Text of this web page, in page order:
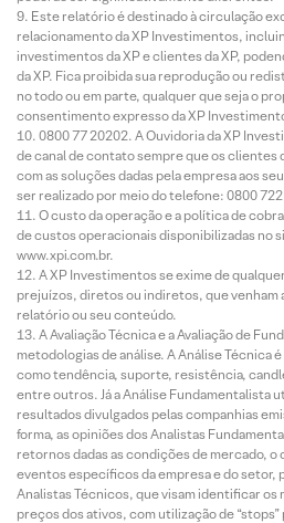
Este relatório é destinado à circulação
relacionamento da XP Investimentos,
investimentos da XP e clientes da XP,
da XP. Fica proibida sua reprodução ou
no todo ou em parte, qualquer que seja o
consentimento expresso da XP
0800 77 20202. A Ouvidoria da XP
de canal de contato sempre que os clientes
com as soluções dadas pela empresa aos
ser realizado por meio do telefone: 0800
O custo da operação e a política de
de custos operacionais disponibilizadas no
www.xpi.com.br.
A XP Investimentos se exime de
prejuízos, diretos ou indiretos, que
relatório ou seu conteúdo.
A Avaliação Técnica e a Avaliação de
metodologias de análise. A Análise Técnica
como tendência, suporte, resistência,
entre outros. Já a Análise Fundamentalista
resultados divulgados pelas companhias
forma, as opiniões dos Analistas
retornos dadas as condições de mercado,
eventos específicos da empresa e do setor,
Analistas Técnicos, que visam identificar os
preços dos ativos, com utilização de